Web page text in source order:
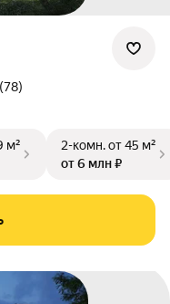
м²
2-комн.от 45 м²
от 6 млн ₽